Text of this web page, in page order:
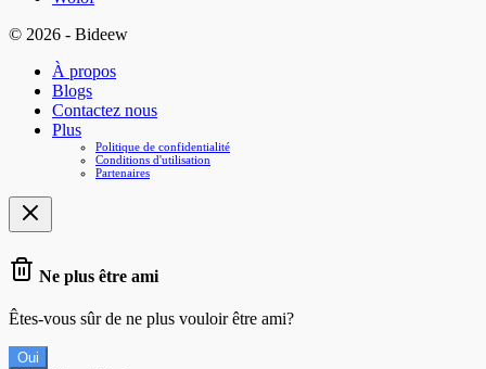
© 2026 - Bideew
À propos
Blogs
Contactez nous
Plus
Politique de confidentialité
Conditions d'utilisation
Partenaires
Ne plus être ami
Êtes-vous sûr de ne plus vouloir être ami?
Oui